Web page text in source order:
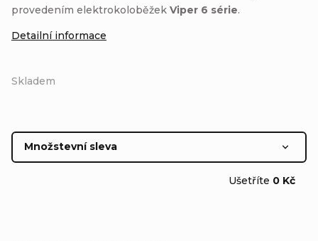
Skladem
Množstevní sleva
39 Kč / ks
Ušetříte 0 Kč
provedením elektrokoloběžek Viper 6 série.
Detailní informace